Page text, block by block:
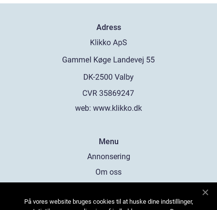
Adress
web: www.klikko.dk
Menu
Annonsering
Om oss
Kontakta oss
På vores website bruges cookies til at huske dine indstillinger,